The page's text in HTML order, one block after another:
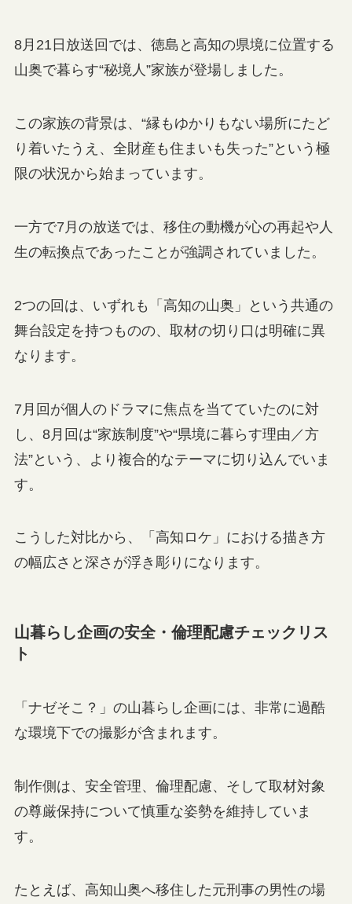
8月21日放送回では、徳島と高知の県境に位置する
山奥で暮らす“秘境人”家族が登場しました。
この家族の背景は、“縁もゆかりもない場所にたど
り着いたうえ、全財産も住まいも失った”という極
限の状況から始まっています。
一方で7月の放送では、移住の動機が心の再起や人
生の転換点であったことが強調されていました。
2つの回は、いずれも「高知の山奥」という共通の
舞台設定を持つものの、取材の切り口は明確に異
なります。
7月回が個人のドラマに焦点を当てていたのに対
し、8月回は“家族制度”や“県境に暮らす理由／方
法”という、より複合的なテーマに切り込んでいま
す。
こうした対比から、「高知ロケ」における描き方
の幅広さと深さが浮き彫りになります。
山暮らし企画の安全・倫理配慮チェックリス
ト
「ナゼそこ？」の山暮らし企画には、非常に過酷
な環境下での撮影が含まれます。
制作側は、安全管理、倫理配慮、そして取材対象
の尊厳保持について慎重な姿勢を維持していま
す。
たとえば、高知山奥へ移住した元刑事の男性の場